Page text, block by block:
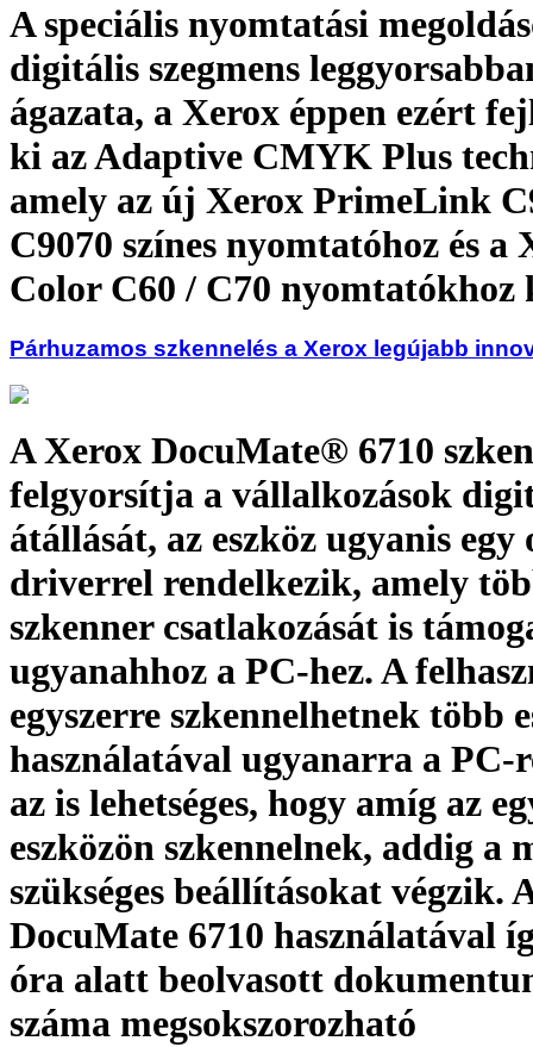
A speciális nyomtatási
digitális szegmens
ágazata, a Xerox éppen ezért
ki az Adaptive CMYK Plus
amely az új Xerox PrimeLink
C9070 színes nyomtatóhoz és a
Color C60 / C70 nyomtatókhoz
Párhuzamos szkennelés a Xerox legújabb
A Xerox DocuMate® 6710
felgyorsítja a vállalkozások
átállását, az eszköz ugyanis egy
driverrel rendelkezik, amely
szkenner csatlakozását is
ugyanahhoz a PC-hez. A
egyszerre szkennelhetnek több
használatával ugyanarra a PC-
az is lehetséges, hogy amíg az
eszközön szkennelnek, addig a
szükséges beállításokat végzik.
DocuMate 6710 használatával
óra alatt beolvasott
száma megsokszorozható